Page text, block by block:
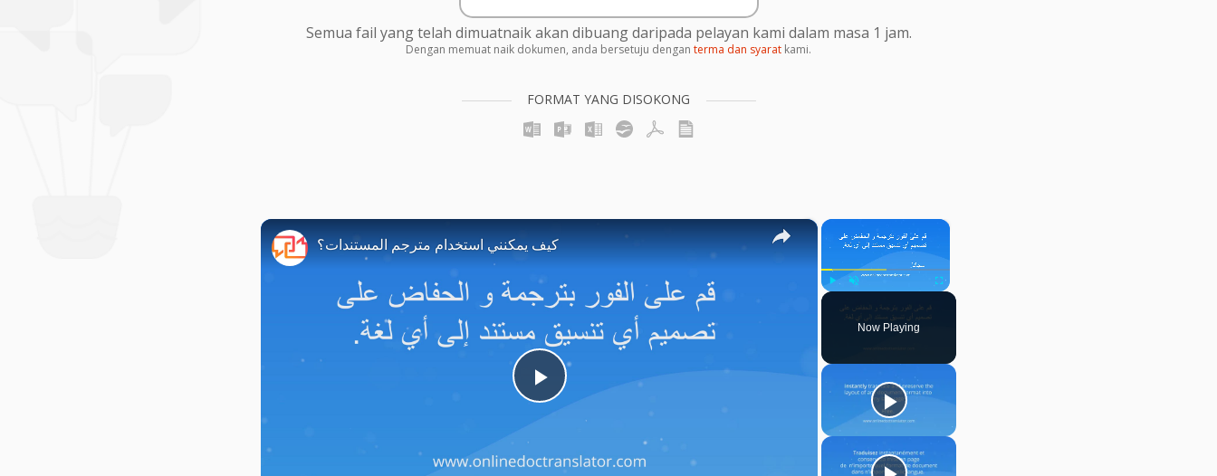
Semua fail yang telah dimuatnaik akan dibuang daripada pelayan kami dalam masa 1 jam.
Dengan memuat naik dokumen, anda bersetuju dengan terma dan syarat kami.
FORMAT YANG DISOKONG
×
Fullscreen
Now Playing
×
Play
Video
كيف يمكنني استخدام مترجم المستندات؟